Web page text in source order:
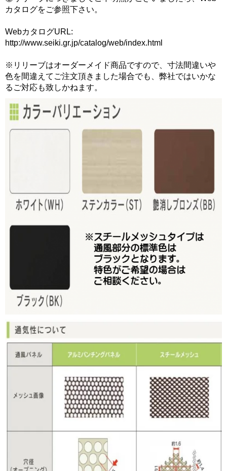
カタログをご参照下さい。
WebカタログURL:
http://www.seiki.gr.jp/catalog/web/index.html
※リリーブはオーダーメイド商品ですので、寸法間違いや
色を間違えてご注文頂きました場合でも、弊社ではいかな
るご対応も致しかねます。